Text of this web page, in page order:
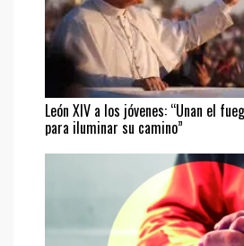
León XIV a los jóvenes: “Unan el
para iluminar su camino”